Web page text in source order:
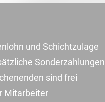
und Schichtzulage
Sonderzahlungen
sind frei
Mitarbeiter